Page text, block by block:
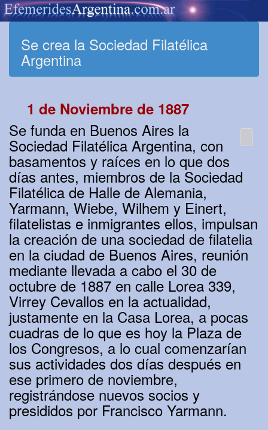
Se crea la Sociedad Filatélica
Argentina
1 de Noviembre de 1887
Se funda en Buenos Aires la
Sociedad Filatélica Argentina, con
basamentos y raíces en lo que dos
días antes, miembros de la Sociedad
Filatélica de Halle de Alemania,
Yarmann, Wiebe, Wilhem y Einert,
filatelistas e inmigrantes ellos, impulsan
la creación de una sociedad de filatelia
en la ciudad de Buenos Aires, reunión
mediante llevada a cabo el 30 de
octubre de 1887 en calle Lorea 339,
Virrey Cevallos en la actualidad,
justamente en la Casa Lorea, a pocas
cuadras de lo que es hoy la Plaza de
los Congresos, a lo cual comenzarían
sus actividades dos días después en
ese primero de noviembre,
registrándose nuevos socios y
presididos por Francisco Yarmann.